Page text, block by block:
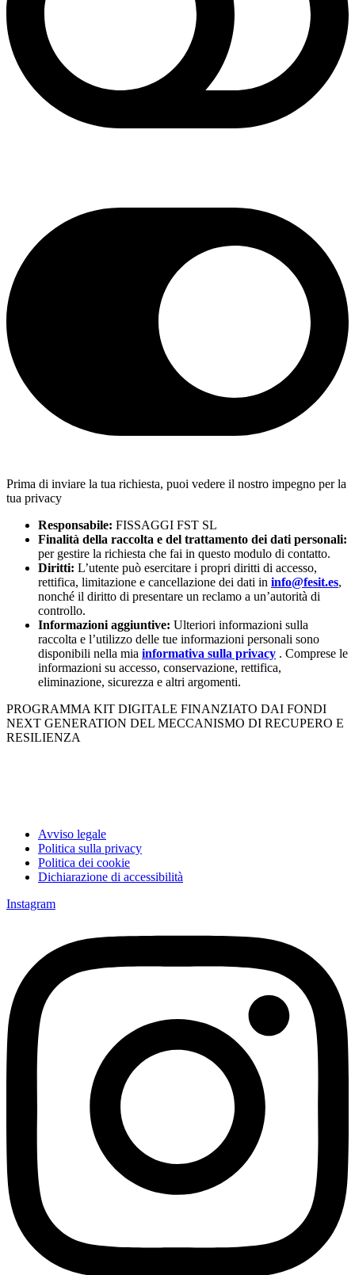
Prima di inviare la tua richiesta, puoi vedere il nostro impegno per la
tua privacy
Responsabile: FISSAGGI FST SL
Finalità della raccolta e del trattamento dei dati personali:
per gestire la richiesta che fai in questo modulo di contatto.
Diritti: L’utente può esercitare i propri diritti di accesso,
rettifica, limitazione e cancellazione dei dati in info@fesit.es,
nonché il diritto di presentare un reclamo a un’autorità di
controllo.
Informazioni aggiuntive: Ulteriori informazioni sulla
raccolta e l’utilizzo delle tue informazioni personali sono
disponibili nella mia informativa sulla privacy . Comprese le
informazioni su accesso, conservazione, rettifica,
eliminazione, sicurezza e altri argomenti.
PROGRAMMA KIT DIGITALE FINANZIATO DAI FONDI
NEXT GENERATION DEL MECCANISMO DI RECUPERO E
RESILIENZA
Avviso legale
Politica sulla privacy
Politica dei cookie
Dichiarazione di accessibilità
Instagram